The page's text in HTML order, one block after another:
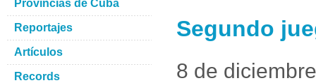
Segundo
8 de
Provincias de Cuba
Reportajes
Artículos
Records